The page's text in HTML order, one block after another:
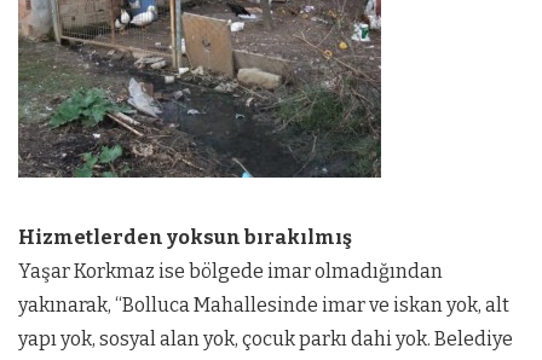
Hizmetlerden yoksun bırakılmış
Yaşar Korkmaz ise bölgede imar olmadığından
yakınarak, “Bolluca Mahallesinde imar ve iskan yok, alt
yapı yok, sosyal alan yok, çocuk parkı dahi yok. Belediye